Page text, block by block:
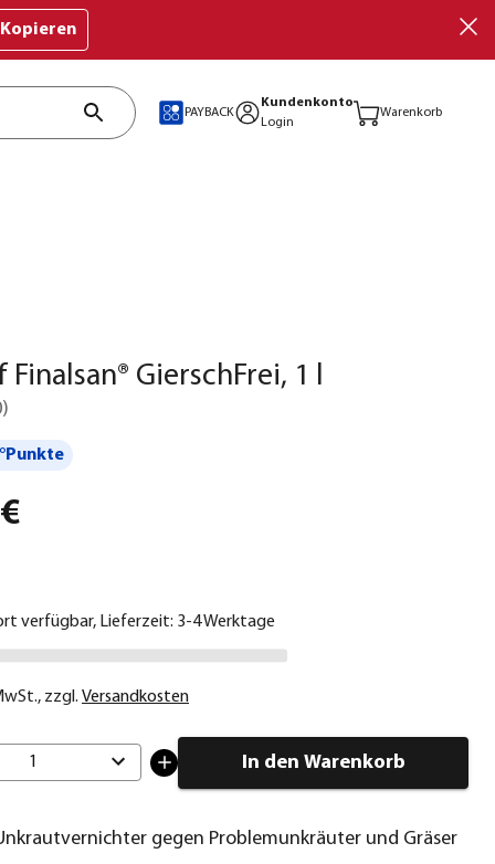
Kopieren
PAYBACK
Kundenkonto
Login
Warenkorb
GierschFrei, 1 l
)
verfügbar, Lieferzeit: 3-4 Werktage
, zzgl. Versandkosten
1 In den Warenkorb
gegen Problemunkräuter und Gräser